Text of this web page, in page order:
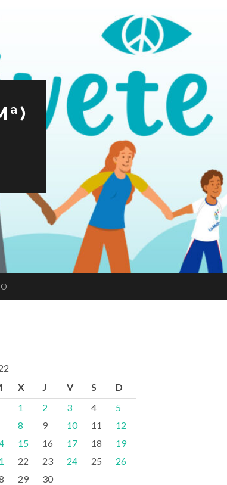
X J V S D
1 2 3 4
5
8 9 10 11
12
15 16 17 18
19
22 23 24 25
26
29 30